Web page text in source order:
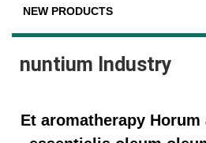
NEW PRODUCTS
nuntium Industry
Et aromatherapy